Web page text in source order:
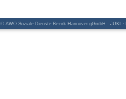
© AWO Soziale Dienste Bezirk Hannover gGmbH - JUKI ·